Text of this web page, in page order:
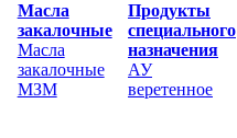
Масла
закалочные
Масла
закалочные
МЗМ
Продукты
специального
назначения
АУ
веретенное